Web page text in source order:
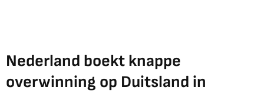
Nederland boekt knappe
overwinning op Duitsland in